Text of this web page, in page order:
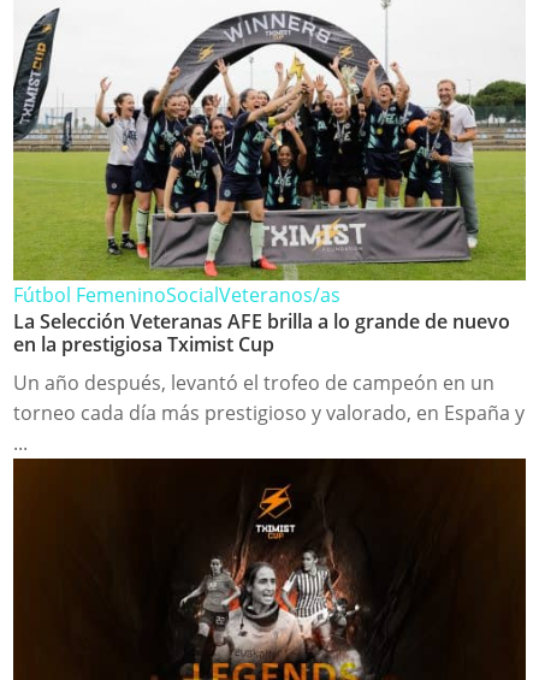
Fútbol FemeninoSocialVeteranos/as
La Selección Veteranas AFE brilla a lo grande de nuevo
en la prestigiosa Tximist Cup
Un año después, levantó el trofeo de campeón en un
torneo cada día más prestigioso y valorado, en España y
...